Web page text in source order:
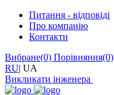
Питання - відповіді
Про компанію
Контакти
Вибране(0) Порівняння(0)
RU| UA
Викликати інженера